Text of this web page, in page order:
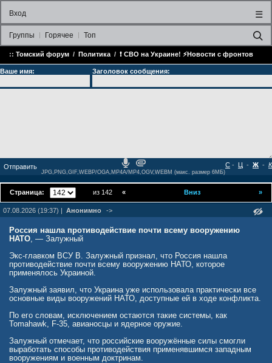
Вход ☰
Группы Горячее Топ
:: Томский форум / Политика / ❗️ СВО на Украине! ⚡️Новости с фронтов
Ваше имя: Заголовок сообщения:
- Ц - Ж - К
С
JPG,PNG,GIF,WEBP/OGA,MP4A/MP4,OGV,WEBM (макс. размер 6МБ)
Страница: из 142 »
« Вниз
07.08.2026 (19:37) | Анонимно ->
Россия нашла противодействие почти всему вооружению
НАТО, — Залужный
Экс-главком ВСУ В. Залужный признал, что Россия нашла
противодействие почти всему вооружению НАТО, которое
применялось Украиной.
Залужный заявил, что Украина уже использовала практически все
основные виды вооружений НАТО, доступные ей в ходе конфликта.
По его словам, исключением остаются такие системы, как
Tomahawk, F-35, авианосцы и ядерное оружие.
Залужный отмечает, что российские вооружённые силы смогли
выработать способы противодействия применявшимся западным
вооружениям и военным доктринам.